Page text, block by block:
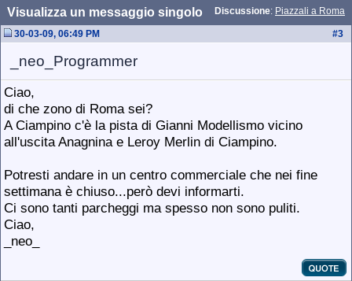
Discussione: Piazzali a Roma
Visualizza un messaggio singolo
#3
30-03-09, 06:49 PM
_neo_Programmer
Ciao,
di che zono di Roma sei?
A Ciampino c'è la pista di Gianni Modellismo vicino
all'uscita Anagnina e Leroy Merlin di Ciampino.
Potresti andare in un centro commerciale che nei fine
settimana è chiuso...però devi informarti.
Ci sono tanti parcheggi ma spesso non sono puliti.
Ciao,
_neo_